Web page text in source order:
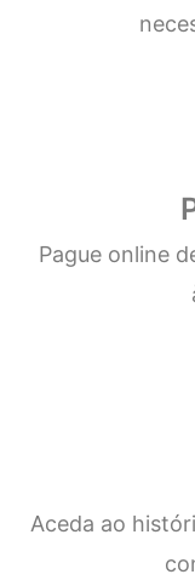
Pague online
Aceda ao